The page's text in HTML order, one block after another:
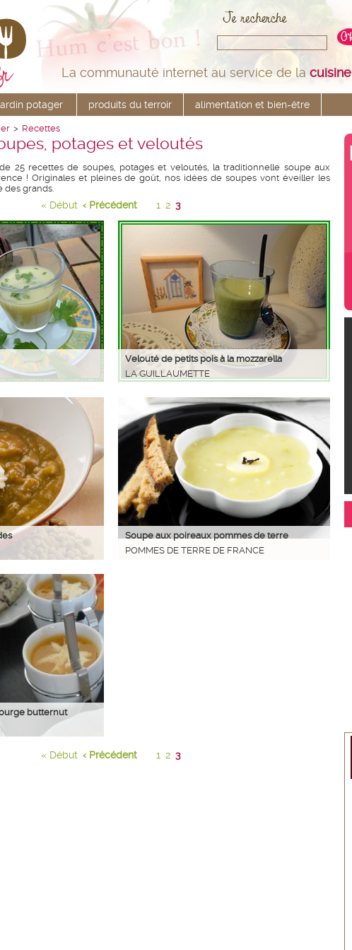
La communauté internet au service de la cuisine
potager produits du terroir alimentation et bien-être
> Recettes
potages et veloutés
25 recettes de soupes, potages et veloutés, la traditionnelle soupe aux
! Originales et pleines de goût, nos idées de soupes vont éveiller les
des grands.
« Début ‹ Précédent 1 2 3
Velouté de petits pois à la mozzarella
LA GUILLAUMETTE
Soupe aux poireaux pommes de terre
POMMES DE TERRE DE FRANCE
butternut
« Début ‹ Précédent 1 2 3